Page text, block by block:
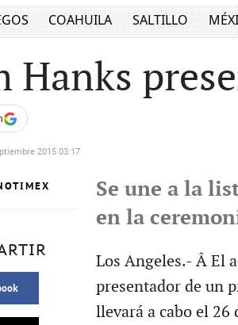
COAHUILA SALTILLO
Hanks
2015 03:17
Se une a la
en la
Los Angeles.- Â El
presentador de un
llevará a cabo el